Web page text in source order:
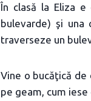
În clasă la Eliza
bulevarde) şi una
traverseze un
Vine o bucăţică de
pe geam, cum